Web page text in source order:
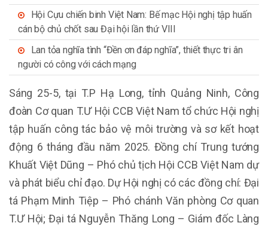
Hội Cựu chiến binh Việt Nam: Bế mạc Hội nghị tập huấn
cán bộ chủ chốt sau Đại hội lần thứ VIII
Lan tỏa nghĩa tình “Đền ơn đáp nghĩa”, thiết thực tri ân
người có công với cách mạng
Sáng 25-5, tại T.P Hạ Long, tỉnh Quảng Ninh, Công
đoàn Cơ quan T.Ư Hội CCB Việt Nam tổ chức Hội nghị
tập huấn công tác bảo vệ môi trường và sơ kết hoạt
động 6 tháng đầu năm 2025. Đồng chí Trung tướng
Khuất Việt Dũng – Phó chủ tịch Hội CCB Việt Nam dự
và phát biểu chỉ đạo. Dự Hội nghị có các đồng chí: Đại
tá Phạm Minh Tiệp – Phó chánh Văn phòng Cơ quan
T.Ư Hội; Đại tá Nguyễn Thăng Long – Giám đốc Làng